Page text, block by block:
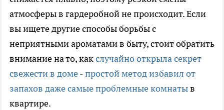
атмосферы в гардеробной не происходит. Если
вы ищете другие способы борьбы с
неприятными ароматами в быту, стоит обратить
внимание на то, какслучайно открыла секрет
свежести в доме - простой метод избавил от
запахов даже самые проблемные комнатыв
квартире.